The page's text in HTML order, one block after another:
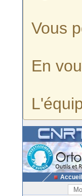
Vous
En
Accueil